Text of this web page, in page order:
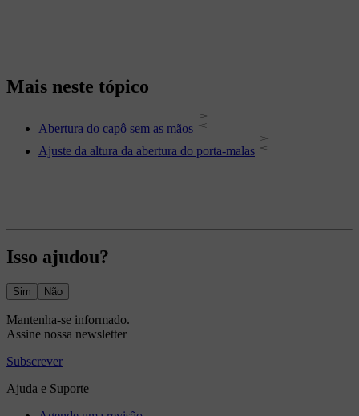
Mais neste tópico
Abertura do capô sem as mãos
Ajuste da altura da abertura do porta-malas
Isso ajudou?
Sim Não